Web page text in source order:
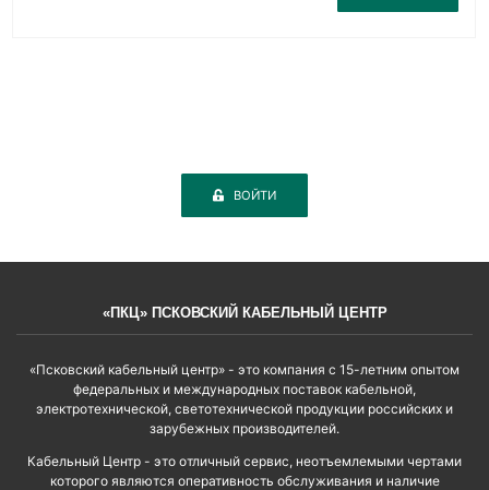
ВОЙТИ
«ПКЦ» ПСКОВСКИЙ КАБЕЛЬНЫЙ ЦЕНТР
«Псковский кабельный центр» - это компания с 15-летним опытом
федеральных и международных поставок кабельной,
электротехнической, светотехнической продукции российских и
зарубежных производителей.
Кабельный Центр - это отличный сервис, неотъемлемыми чертами
которого являются оперативность обслуживания и наличие